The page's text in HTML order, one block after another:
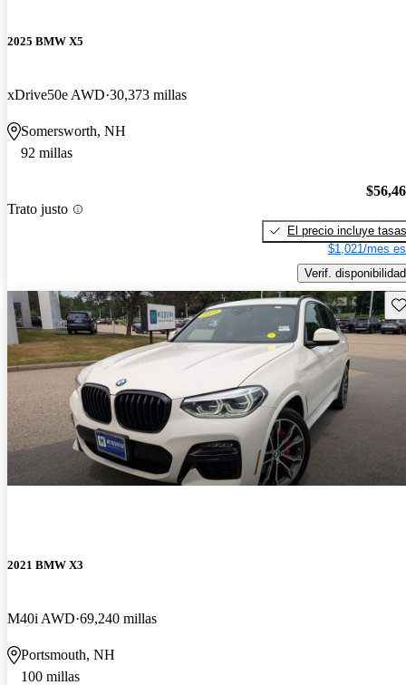
2025 BMW X5
xDrive50e AWD 30,373 millas
Somersworth, NH
92 millas
Trato justo
El precio incluye tasas
$1,021/mes
Verif. disponibilidad
2021 BMW X3
M40i AWD 69,240 millas
Portsmouth, NH
100 millas